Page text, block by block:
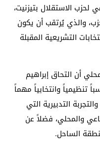
لحزب الاستقلال بتيزنيت،
والذي يُرتقب أن يكون
التشريعية المقبلة
أن التحاق إبراهيم
تنظيمياً وانتخابياً مهماً
التدبيرية التي
والمحلي، فضلاً عن
الساحل.